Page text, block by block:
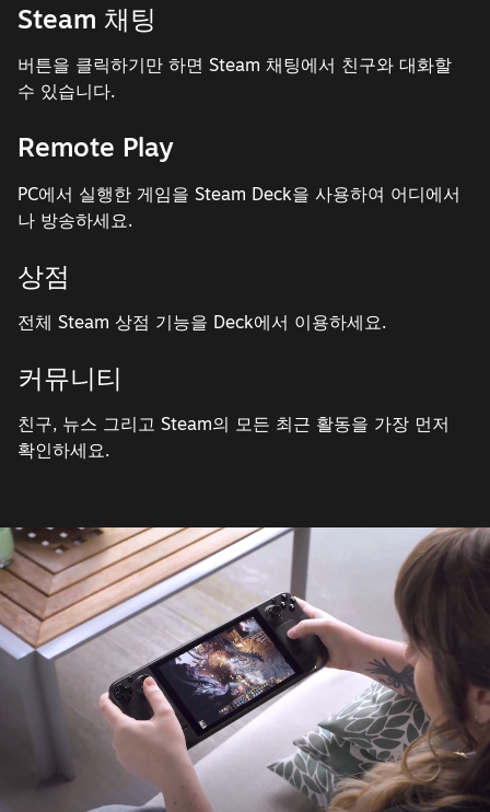
Steam 채팅
버튼을 클릭하기만 하면 Steam 채팅에서 친구와 대화할
수 있습니다.
Remote Play
PC에서 실행한 게임을 Steam Deck을 사용하여 어디에서
나 방송하세요.
상점
전체 Steam 상점 기능을 Deck에서 이용하세요.
커뮤니티
친구, 뉴스 그리고 Steam의 모든 최근 활동을 가장 먼저
확인하세요.